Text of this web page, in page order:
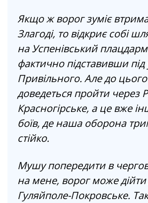
Якщо ж ворог зуміє
Злагоді, то відкриє собі
на Успенівський плацдарм
фактично підставивши під
Привільного. Але до
доведеться пройти через
Красногірське, а це вже
боїв, де наша оборона
стійко.
Мушу попередити в
на мене, ворог може дійти
Гуляйполе-Покровське.